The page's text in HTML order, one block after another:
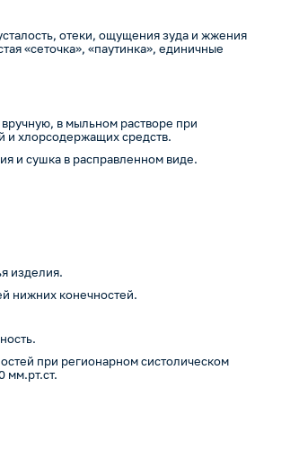
отеки, ощущения зуда и жжения
«сеточка», «паутинка», единичные
в мыльном растворе при
и хлорсодержащих средств.
и сушка в расправленном виде.
изделия.
нижних конечностей.
при регионарном систолическом
мм.рт.ст.